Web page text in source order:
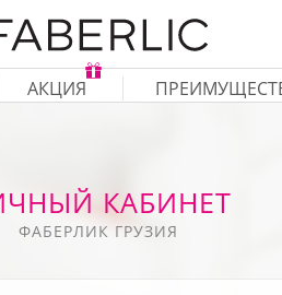
АКЦИЯ
КАБИНЕТ
ФАБЕРЛИК ГРУЗИЯ